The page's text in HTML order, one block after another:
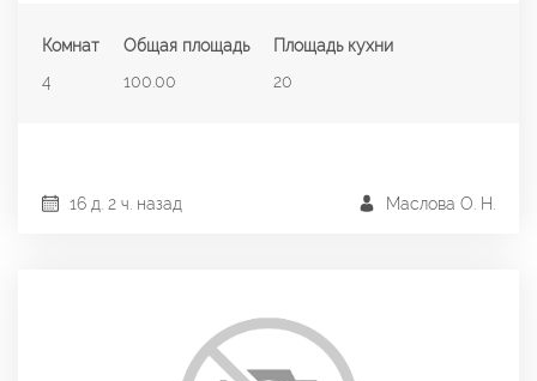
Комнат
4
Общая площадь
100.00
Площадь кухни
20
Маслова О. Н.
16 д. 2 ч. назад